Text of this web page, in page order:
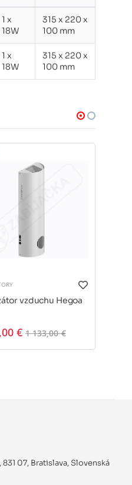
1 x
18W
315 x 220 x
100 mm
1 x
18W
315 x 220 x
100 mm
vzduchu Hegoa
€ 1 133,00 €
07, Bratislava, Slovenská